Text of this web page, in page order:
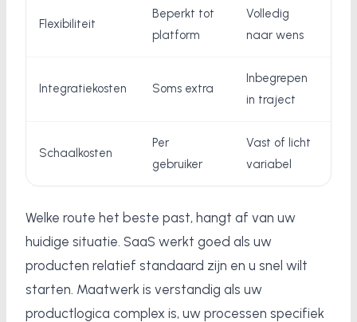
Flexibiliteit
Beperkt tot
platform
Volledig
naar wens
Integratiekosten Soms extra
Inbegrepen
in traject
Schaalkosten
Per
gebruiker
Vast of licht
variabel
Welke route het beste past, hangt af van uw
huidige situatie. SaaS werkt goed als uw
producten relatief standaard zijn en u snel wilt
starten. Maatwerk is verstandig als uw
productlogica complex is, uw processen specifiek